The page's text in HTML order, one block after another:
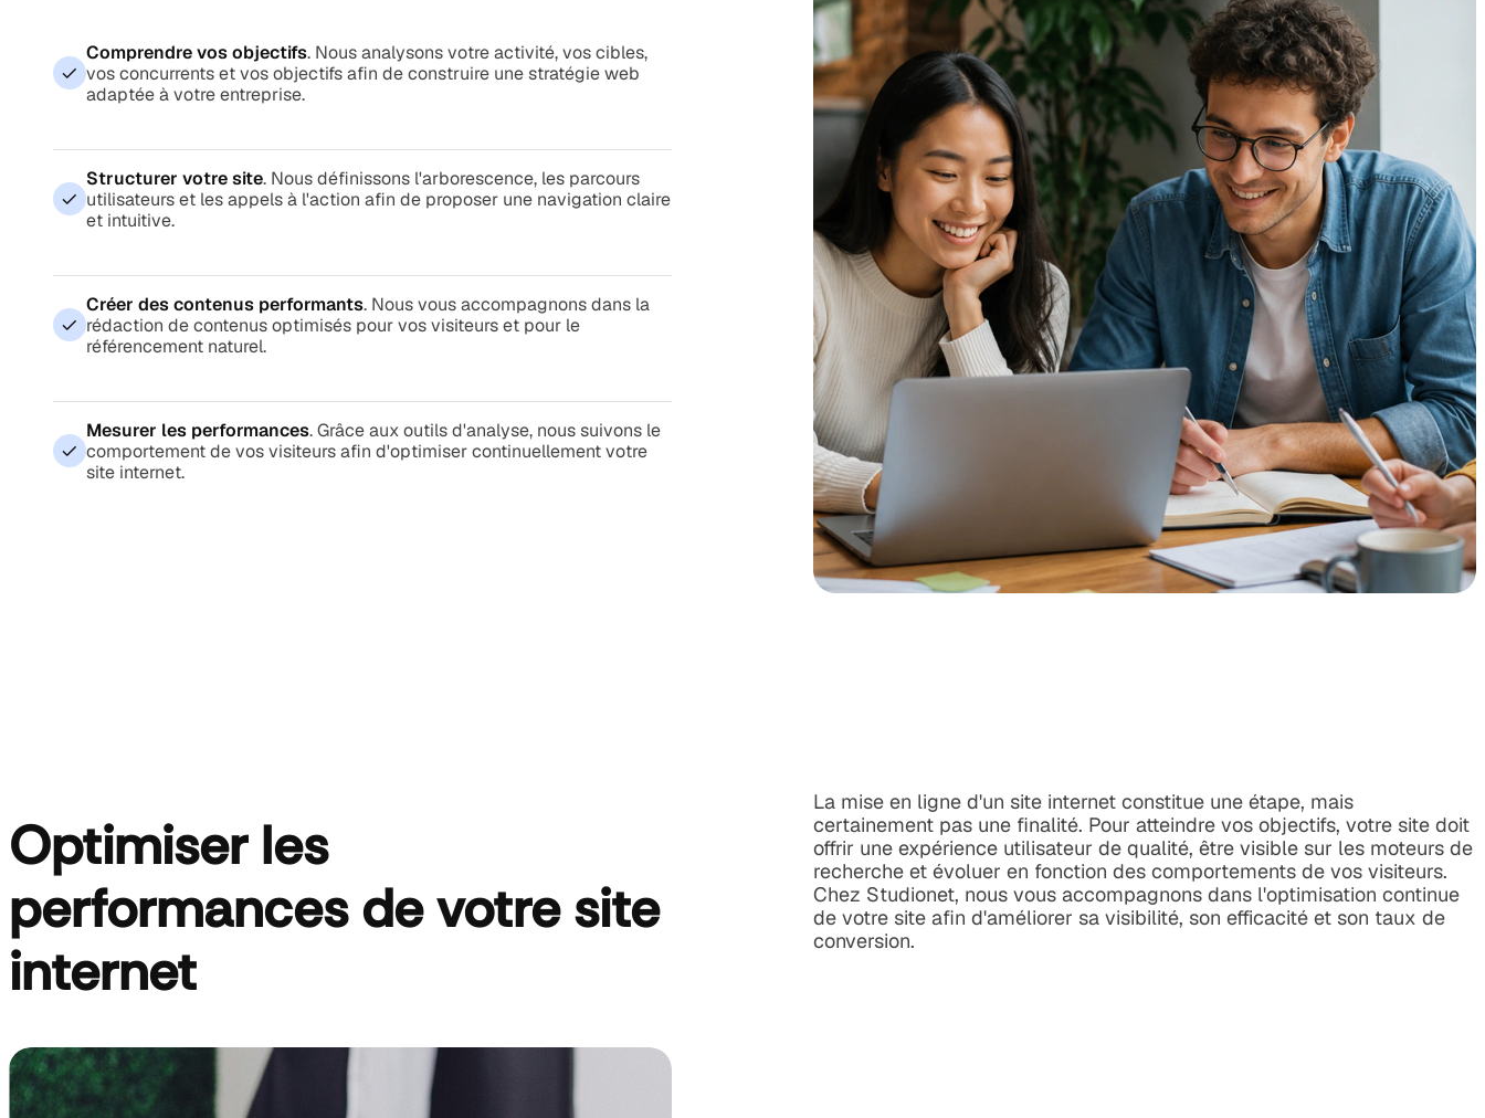
Comprendre vos objectifs. Nous analysons votre activité, vos cibles,
vos concurrents et vos objectifs afin de construire une stratégie web
adaptée à votre entreprise.
Structurer votre site. Nous définissons l'arborescence, les parcours
utilisateurs et les appels à l'action afin de proposer une navigation claire
et intuitive.
Créer des contenus performants. Nous vous accompagnons dans la
rédaction de contenus optimisés pour vos visiteurs et pour le
référencement naturel.
Mesurer les performances. Grâce aux outils d'analyse, nous suivons le
comportement de vos visiteurs afin d'optimiser continuellement votre
site internet.
Optimiser les
performances de votre site
internet
La mise en ligne d'un site internet constitue une étape, mais
certainement pas une finalité. Pour atteindre vos objectifs, votre site doit
offrir une expérience utilisateur de qualité, être visible sur les moteurs de
recherche et évoluer en fonction des comportements de vos visiteurs.
Chez Studionet, nous vous accompagnons dans l'optimisation continue
de votre site afin d'améliorer sa visibilité, son efficacité et son taux de
conversion.